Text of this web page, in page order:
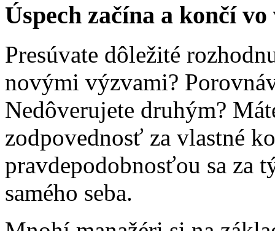
Úspech začína a končí vo
Presúvate dôležité
novými výzvami?
Nedôverujete druhým?
zodpovednosť za vlastné
pravdepodobnosťou sa za
samého seba.